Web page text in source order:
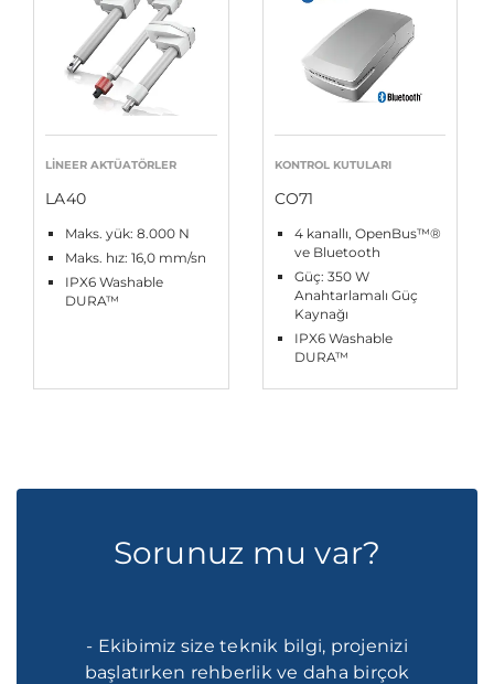
LINEER AKTÜATÖRLER
LA40
Maks. yük: 8.000 N
Maks. hız: 16,0 mm/sn
IPX6 Washable
DURA™
KONTROL KUTULARI
CO71
4 kanallı, OpenBus™®
ve Bluetooth
Güç: 350 W
Anahtarlamalı Güç
Kaynağı
IPX6 Washable
DURA™
Sorunuz mu var?
- Ekibimiz size teknik bilgi, projenizi
başlatırken rehberlik ve daha birçok